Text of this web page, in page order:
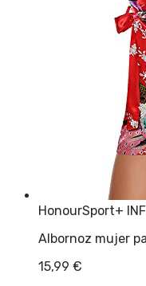
HonourSport+
Albornoz mujer
15,99 €